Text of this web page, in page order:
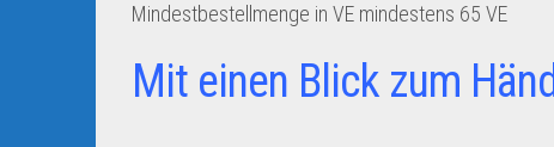
Mindestbestellmenge in VE mindestens 65 VE
Mit einen Blick zum